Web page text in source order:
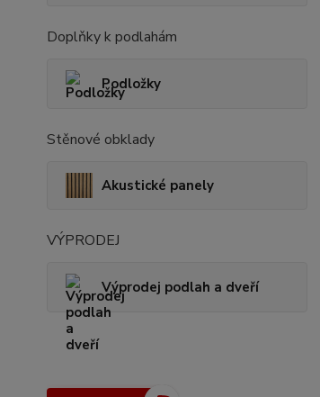
Doplňky k podlahám
Podložky
Stěnové obklady
Akustické panely
VÝPRODEJ
Výprodej podlah a dveří